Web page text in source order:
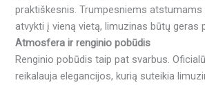
praktiškesnis. Trumpesniems
atvykti į vieną vietą, limuzinas būtų geras
Atmosfera ir renginio pobūdis
Renginio pobūdis taip pat svarbus.
reikalauja elegancijos, kurią suteikia